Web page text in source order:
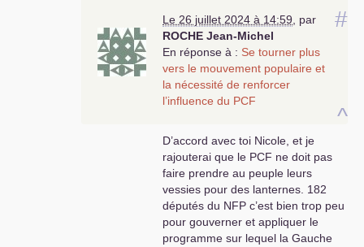
démocrate est manifeste
Si nous avions besoin d’une preuve
supplémentaire gardons dans nos mémoires ce
qui s est reproduit s’agissant de la présence de
nos élus au bureau de l’assemblée …
la Preuve une fois de plus qu’une telle union
et qu’elle permet à certains de dissimuler cette
réalité ( dont hélas notre secrétaire général) est
mortifère pour la seule composante de la
gauche qui se réfère encore au marxisme ….
on est mal partis pour lutter contre la puissance
#
^
Le 26 juillet 2024 à 14:59
par
ROCHE Jean-Michel
En réponse à : Se tourner plus
vers le mouvement populaire et
la nécessité de renforcer
l’influence du PCF
D’accord avec toi Nicole, et je
rajouterai que le PCF ne doit pas
faire prendre au peuple leurs
vessies pour des lanternes. 182
députés du NFP c’est bien trop peu
pour gouverner et appliquer le
programme sur lequel la Gauche